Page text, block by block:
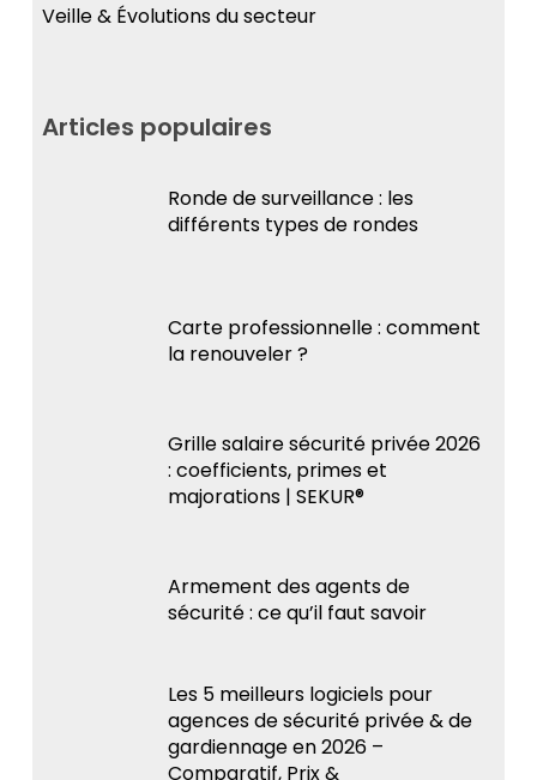
Veille & Évolutions du secteur
Articles populaires
Ronde de surveillance : les
différents types de rondes
Carte professionnelle : comment
la renouveler ?
Grille salaire sécurité privée 2026
: coefficients, primes et
majorations | SEKUR®
Armement des agents de
sécurité : ce qu’il faut savoir
Les 5 meilleurs logiciels pour
agences de sécurité privée & de
gardiennage en 2026 –
Comparatif, Prix &